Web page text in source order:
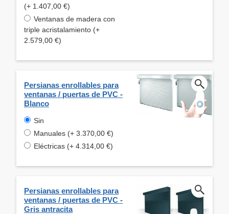
(+ 1.407,00 €)
Ventanas de madera con
triple acristalamiento (+
2.579,00 €)
Persianas enrollables para
ventanas / puertas de PVC -
Blanco
Sin
Manuales (+ 3.370,00 €)
Eléctricas (+ 4.314,00 €)
Persianas enrollables para
ventanas / puertas de PVC -
Gris antracita